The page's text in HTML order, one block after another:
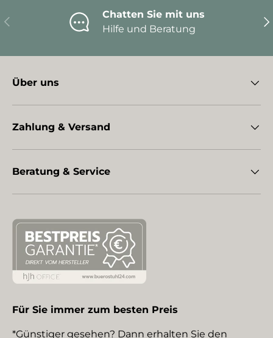
Vorherige
Chatten Sie mit uns
Hilfe und Beratung
Über uns
Zahlung & Versand
Beratung & Service
Für Sie immer zum besten Preis
*Günstiger gesehen? Dann erhalten Sie den